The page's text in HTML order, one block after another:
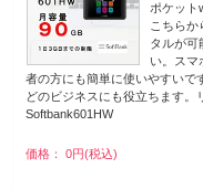
ポケット
こちら
タルが可
い。スマ
者の方にも簡単に使いやすいで
どのビジネスにも役立ちます。
Softbank601HW
価格： 0円(税込)